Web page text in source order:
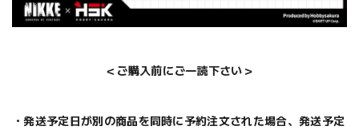
＜ご購入前にご一読下さい＞
・発送予定日が別の商品を同時に予約注文された場合、発送予定